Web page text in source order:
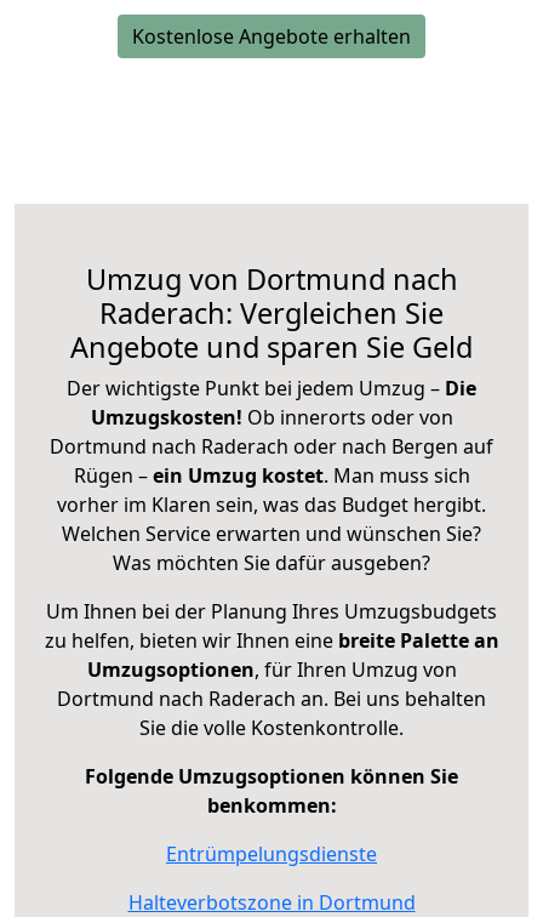
Kostenlose Angebote erhalten
Umzug von Dortmund nach
Raderach: Vergleichen Sie
Angebote und sparen Sie Geld
Der wichtigste Punkt bei jedem Umzug – Die
Umzugskosten! Ob innerorts oder von
Dortmund nach Raderach oder nach Bergen auf
Rügen –ein Umzug kostet. Man muss sich
vorher im Klaren sein, was das Budget hergibt.
Welchen Service erwarten und wünschen Sie?
Was möchten Sie dafür ausgeben?
Um Ihnen bei der Planung Ihres Umzugsbudgets
zu helfen, bieten wir Ihnen eine breite Palette an
Umzugsoptionen, für Ihren Umzug von
Dortmund nach Raderach an. Bei uns behalten
Sie die volle Kostenkontrolle.
Folgende Umzugsoptionen können Sie
benkommen:
Entrümpelungsdienste
Halteverbotszone in Dortmund